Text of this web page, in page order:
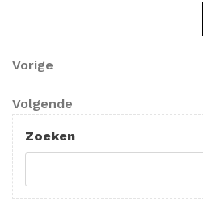
Berichtnavigatie
Vorig
Vorige
Volgend
bericht
Volgende
Zoeken